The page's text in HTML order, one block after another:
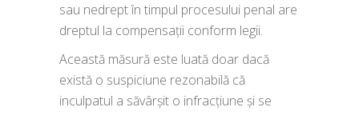
sau nedrept în timpul procesului penal are
dreptul la compensații conform legii.
Această măsură este luată doar dacă
există o suspiciune rezonabilă că
inculpatul a săvârșit o infracțiune și se